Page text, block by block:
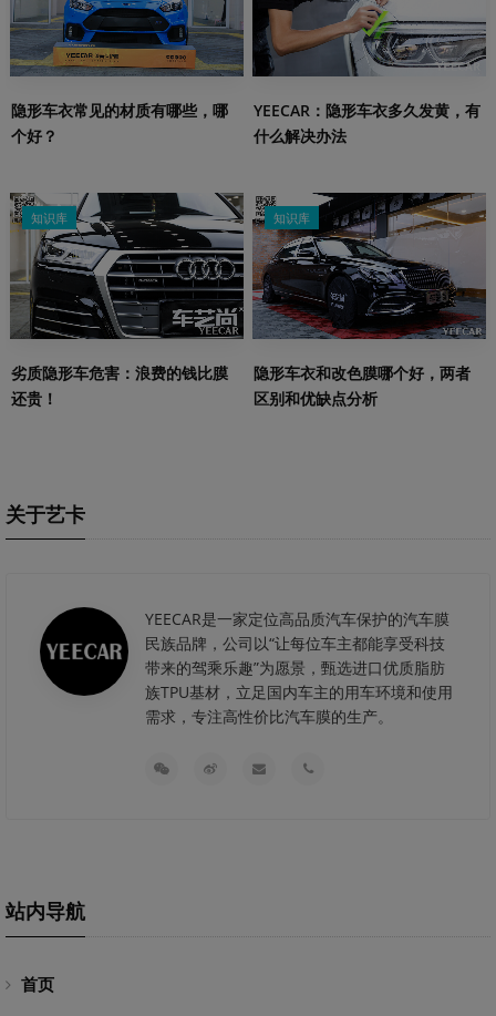
隐形车衣常见的材质有哪些，哪
个好？
YEECAR：隐形车衣多久发黄，有
什么解决办法
知识库
劣质隐形车危害：浪费的钱比膜
还贵！
知识库
隐形车衣和改色膜哪个好，两者
区别和优缺点分析
关于艺卡
YEECAR是一家定位高品质汽车保护的汽车膜
民族品牌，公司以“让每位车主都能享受科技
带来的驾乘乐趣”为愿景，甄选进口优质脂肪
族TPU基材，立足国内车主的用车环境和使用
需求，专注高性价比汽车膜的生产。
站内导航
首页